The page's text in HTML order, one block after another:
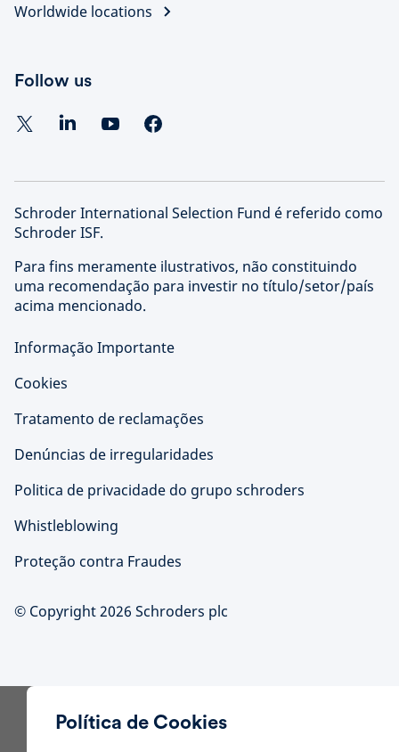
Worldwide locations
Follow us
Schroder International Selection Fund é referido como
Schroder ISF.
Para fins meramente ilustrativos, não constituindo
uma recomendação para investir no título/setor/país
acima mencionado.
Informação Importante
Cookies
Tratamento de reclamações
Denúncias de irregularidades
Politica de privacidade do grupo schroders
Whistleblowing
Proteção contra Fraudes
© Copyright 2026 Schroders plc
Política de Cookies